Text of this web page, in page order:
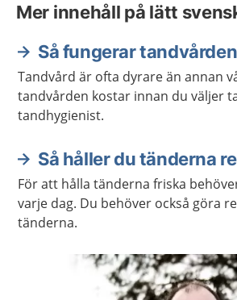
Mer innehåll på lätt
Så fungerar
Tandvård är ofta dyrare än annan
tandvården kostar innan du väljer
tandhygienist.
Så håller du tänderna
För att hålla tänderna friska
varje dag. Du behöver också göra
tänderna.